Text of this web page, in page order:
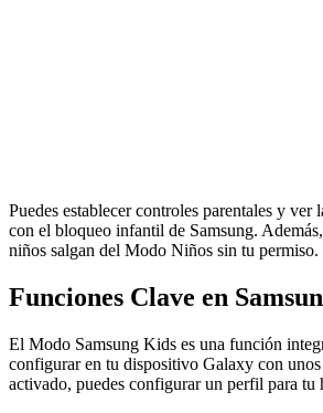
Puedes establecer controles parentales y ver
con el bloqueo infantil de Samsung.
niños salgan del Modo Niños sin tu permiso.
Funciones Clave en
El Modo Samsung Kids es una función
configurar en tu dispositivo Galaxy con
activado, puedes configurar un perfil para tu